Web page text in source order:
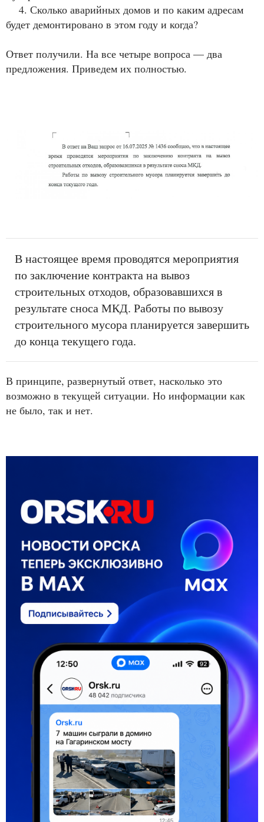
4. Сколько аварийных домов и по каким адресам
будет демонтировано в этом году и когда?
Ответ получили. На все четыре вопроса — два
предложения. Приведем их полностью.
В настоящее время проводятся мероприятия
по заключение контракта на вывоз
строительных отходов, образовавшихся в
результате сноса МКД. Работы по вывозу
строительного мусора планируется завершить
до конца текущего года.
В принципе, развернутый ответ, насколько это
возможно в текущей ситуации. Но информации как
не было, так и нет.